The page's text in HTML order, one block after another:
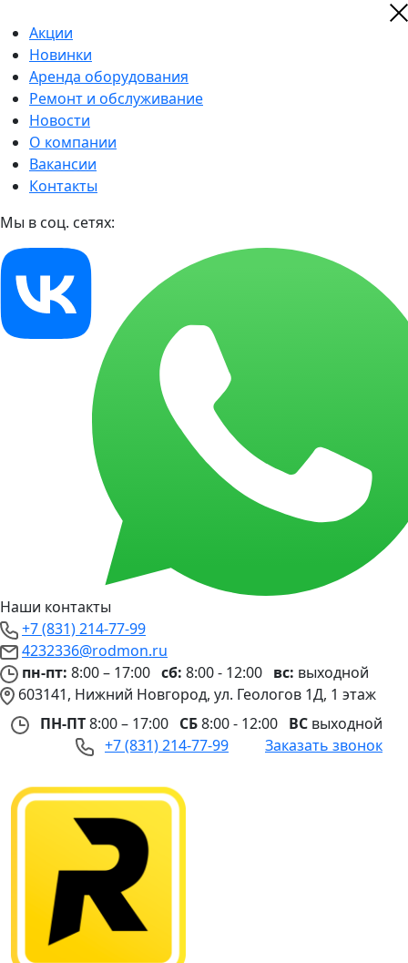
Акции
Новинки
Аренда оборудования
Ремонт и обслуживание
Новости
О компании
Вакансии
Контакты
Мы в соц. сетях:
Наши контакты
+7 (831) 214-77-99
4232336@rodmon.ru
пн-пт: 8:00 – 17:00 сб: 8:00 - 12:00 вс: выходной
603141, Нижний Новгород, ул. Геологов 1Д, 1 этаж
ПН-ПТ8:00 – 17:00 СБ8:00 - 12:00 ВС выходной
+7 (831) 214-77-99
Заказать звонок